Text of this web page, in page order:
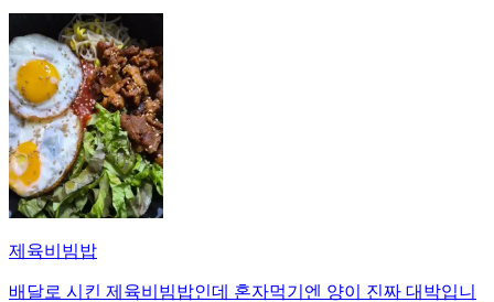
제육비빔밥
배달로 시킨 제육비빔밥인데 혼자먹기엔 양이 진짜 대박입니